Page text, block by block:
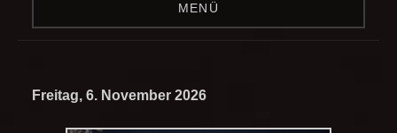
MENÜ
Freitag, 6. November 2026